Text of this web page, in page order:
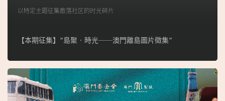
以特定主题征集散落社区的时光碎片
【本期征集】“島聚‧時光──澳門離島圖片徵集”